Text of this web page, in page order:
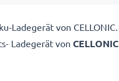
Ladegerät von CELLONIC.
Ladegerät von CELLONIC